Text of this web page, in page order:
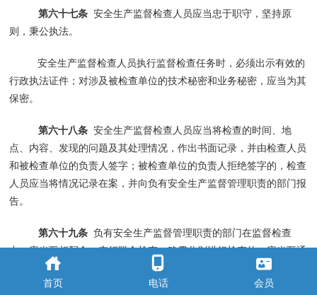
第六十七条安全生产监督检查人员应当忠于职守，坚持原
则，秉公执法。
安全生产监督检查人员执行监督检查任务时，必须出示有效的
行政执法证件；对涉及被检查单位的技术秘密和业务秘密，应当为其
保密。
第六十八条安全生产监督检查人员应当将检查的时间、地
点、内容、发现的问题及其处理情况，作出书面记录，并由检查人员
和被检查单位的负责人签字；被检查单位的负责人拒绝签字的，检查
人员应当将情况记录在案，并向负有安全生产监督管理职责的部门报
告。
第六十九条负有安全生产监督管理职责的部门在监督检查
中，应当互相配合，实行联合检查；确需分别进行检查的，应当互通
情况，发现存在的安全问题应当由其他有关部门进行处理的，应当及
时移送其他有关部门并形成记录备查，接受移送的部门应当及时进行
首页 电话 会员